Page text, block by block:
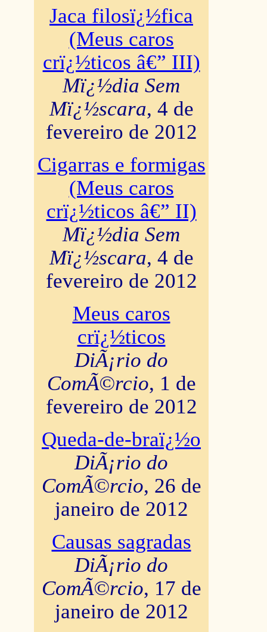
Jaca filosï¿½fica
(Meus caros
crï¿½ticos â€” III)
Mï¿½dia Sem
Mï¿½scara, 4 de
fevereiro de 2012
Cigarras e formigas
(Meus caros
crï¿½ticos â€” II)
Mï¿½dia Sem
Mï¿½scara, 4 de
fevereiro de 2012
Meus caros
crï¿½ticos
DiÃ¡rio do
ComÃ©rcio, 1 de
fevereiro de 2012
Queda-de-braï¿½o
DiÃ¡rio do
ComÃ©rcio, 26 de
janeiro de 2012
Causas sagradas
DiÃ¡rio do
ComÃ©rcio, 17 de
janeiro de 2012